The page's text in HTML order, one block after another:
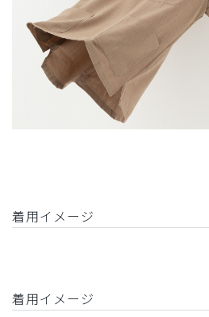
着用イメージ
着用イメージ